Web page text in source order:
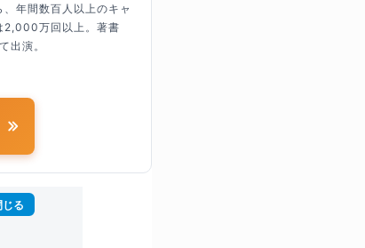
年間数百人以上のキャ
2,000万回以上。著書
出演。